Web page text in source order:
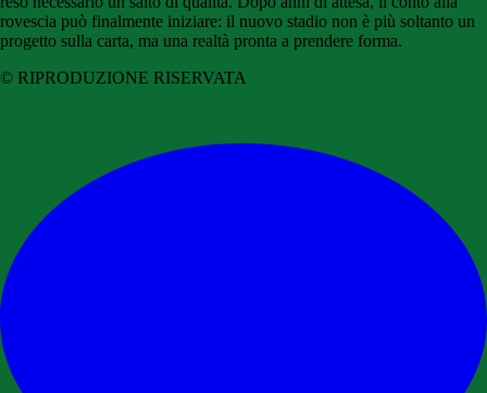
rovescia può finalmente iniziare: il nuovo stadio non è più soltanto un
progetto sulla carta, ma una realtà pronta a prendere forma.
© RIPRODUZIONE RISERVATA